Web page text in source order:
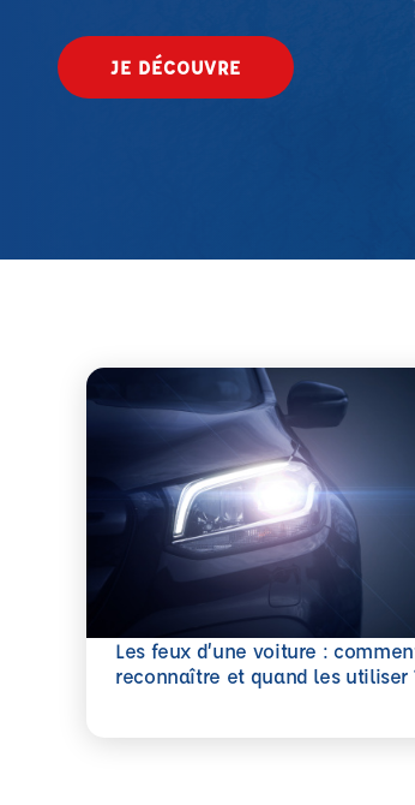
JE DÉCOUVRE
Les feux d’une voiture :
reconnaître et quand les utiliser
En savoir plus